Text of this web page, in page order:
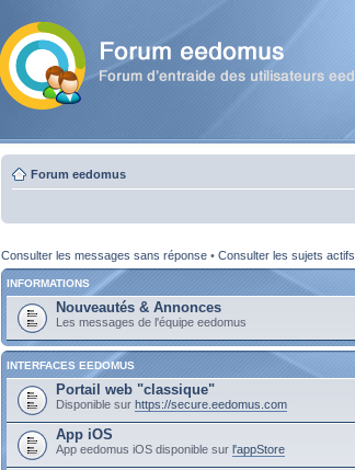
Forum eedomus
Consulter les messages sans réponse • Consulter les sujets actifs
INFORMATIONS
Nouveautés & Annonces
Les messages de l'équipe eedomus
INTERFACES EEDOMUS
Portail web "classique"
Disponible sur https://secure.eedomus.com
App iOS
App eedomus iOS disponible sur l'appStore